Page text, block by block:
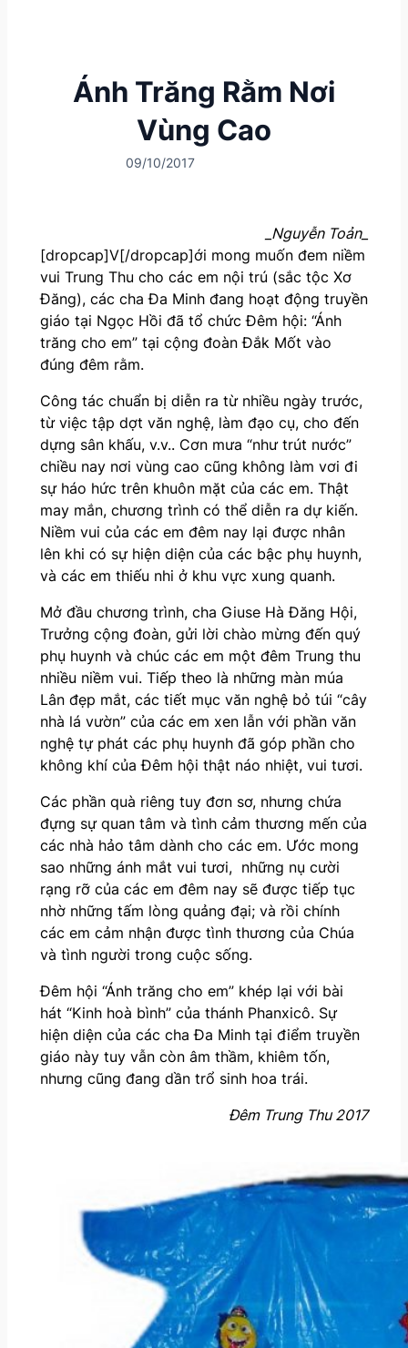
Ánh Trăng Rằm Nơi
Vùng Cao
09/10/2017
_Nguyễn Toản_
[dropcap]V[/dropcap]ới mong muốn đem niềm
vui Trung Thu cho các em nội trú (sắc tộc Xơ
Đăng), các cha Đa Minh đang hoạt động truyền
giáo tại Ngọc Hồi đã tổ chức Đêm hội: “Ánh
trăng cho em” tại cộng đoàn Đắk Mốt vào
đúng đêm rằm.
Công tác chuẩn bị diễn ra từ nhiều ngày trước,
từ việc tập dợt văn nghệ, làm đạo cụ, cho đến
dựng sân khấu, v.v.. Cơn mưa “như trút nước”
chiều nay nơi vùng cao cũng không làm vơi đi
sự háo hức trên khuôn mặt của các em. Thật
may mắn, chương trình có thể diễn ra dự kiến.
Niềm vui của các em đêm nay lại được nhân
lên khi có sự hiện diện của các bậc phụ huynh,
và các em thiếu nhi ở khu vực xung quanh.
Mở đầu chương trình, cha Giuse Hà Đăng Hội,
Trưởng cộng đoàn, gửi lời chào mừng đến quý
phụ huynh và chúc các em một đêm Trung thu
nhiều niềm vui. Tiếp theo là những màn múa
Lân đẹp mắt, các tiết mục văn nghệ bỏ túi “cây
nhà lá vườn” của các em xen lẫn với phần văn
nghệ tự phát các phụ huynh đã góp phần cho
không khí của Đêm hội thật náo nhiệt, vui tươi.
Các phần quà riêng tuy đơn sơ, nhưng chứa
đựng sự quan tâm và tình cảm thương mến của
các nhà hảo tâm dành cho các em. Ước mong
sao những ánh mắt vui tươi, những nụ cười
rạng rỡ của các em đêm nay sẽ được tiếp tục
nhờ những tấm lòng quảng đại; và rồi chính
các em cảm nhận được tình thương của Chúa
và tình người trong cuộc sống.
Đêm hội “Ánh trăng cho em” khép lại với bài
hát “Kinh hoà bình” của thánh Phanxicô. Sự
hiện diện của các cha Đa Minh tại điểm truyền
giáo này tuy vẫn còn âm thầm, khiêm tốn,
nhưng cũng đang dần trổ sinh hoa trái.
Đêm Trung Thu 2017